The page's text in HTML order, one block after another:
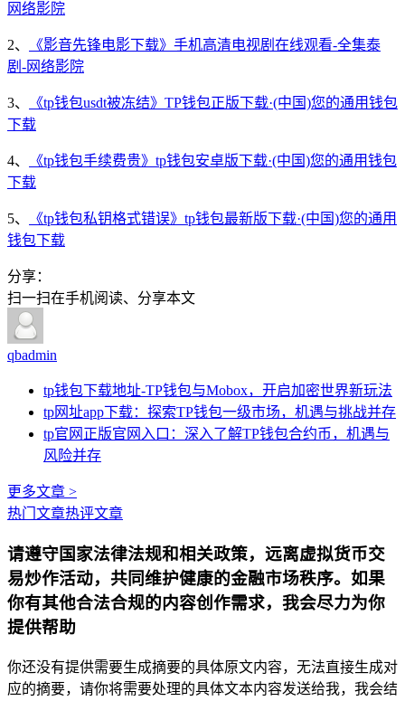
网络影院
2、
《影音先锋电影下载》手机高清电视剧在线观看-全集泰
剧-网络影院
3、
《tp钱包usdt被冻结》TP钱包正版下载·(中国)您的通用钱包
下载
4、
《tp钱包手续费贵》tp钱包安卓版下载·(中国)您的通用钱包
下载
5、
《tp钱包私钥格式错误》tp钱包最新版下载·(中国)您的通用
钱包下载
分享：
扫一扫在手机阅读、分享本文
qbadmin
tp钱包下载地址-TP钱包与Mobox，开启加密世界新玩法
tp网址app下载：探索TP钱包一级市场，机遇与挑战并存
tp官网正版官网入口：深入了解TP钱包合约币，机遇与
风险并存
更多文章 >
热门文章热评文章
请遵守国家法律法规和相关政策，远离虚拟货币交
易炒作活动，共同维护健康的金融市场秩序。如果
你有其他合法合规的内容创作需求，我会尽力为你
提供帮助
你还没有提供需要生成摘要的具体原文内容，无法直接生成对
应的摘要，请你将需要处理的具体文本内容发送给我，我会结